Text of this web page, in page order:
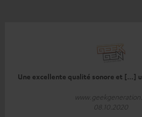
Une excellente qualité sonore et […]
08.10.2020